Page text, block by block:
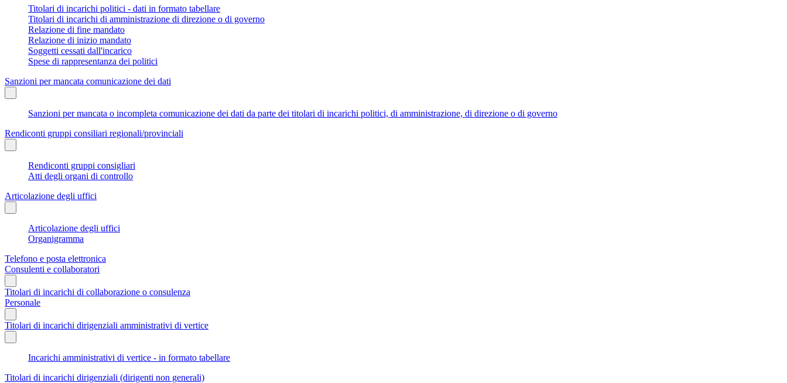
Titolari di incarichi politici - dati in formato tabellare
Titolari di incarichi di amministrazione di direzione o di governo
Relazione di fine mandato
Relazione di inizio mandato
Soggetti cessati dall'incarico
Spese di rappresentanza dei politici
Sanzioni per mancata comunicazione dei dati
Sanzioni per mancata o incompleta comunicazione dei dati da parte dei titolari di incarichi politici, di amministrazione, di direzione o di governo
Rendiconti gruppi consiliari regionali/provinciali
Rendiconti gruppi consigliari
Atti degli organi di controllo
Articolazione degli uffici
Articolazione degli uffici
Organigramma
Telefono e posta elettronica
Consulenti e collaboratori
Titolari di incarichi di collaborazione o consulenza
Personale
Titolari di incarichi dirigenziali amministrativi di vertice
Incarichi amministrativi di vertice - in formato tabellare
Titolari di incarichi dirigenziali (dirigenti non generali)